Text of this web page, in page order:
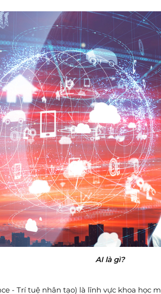
AI là gì?
- Trí tuệ nhân tạo) là lĩnh vực khoa học